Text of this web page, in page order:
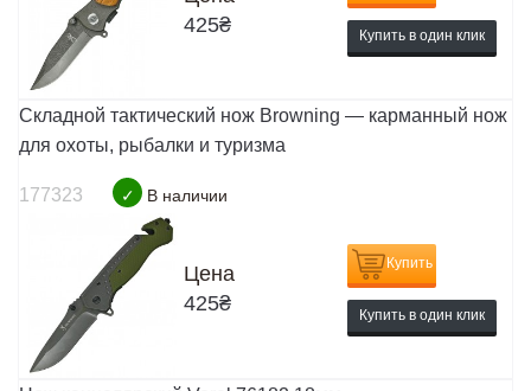
425₴ Купить в один клик
Складной тактический нож Browning — карманный нож
для охоты, рыбалки и туризма
177323 ✓ В наличии
Цена
425₴
Купить
Купить в один клик